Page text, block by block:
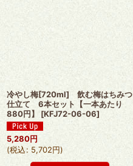
冷やし梅[720ml] 飲む梅はちみつ
仕立て 6本セット【一本あたり
880円】
[KFJ72-06-06]
5,280円
(税込: 5,702円)